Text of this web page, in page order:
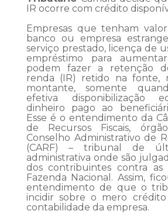
IR ocorre com crédito
Empresas que tenham
banco ou empresa
serviço prestado, licença de
empréstimo para
podem fazer a retenção
renda (IR) retido na fonte,
montante, somente
efetiva disponibilização
dinheiro pago ao
Esse é o entendimento da
de Recursos Fiscais,
Conselho Administrativo de
(CARF) – tribunal de
administrativa onde são
dos contribuintes contra as
Fazenda Nacional. Assim,
entendimento de que o
incidir sobre o mero
contabilidade da empresa.